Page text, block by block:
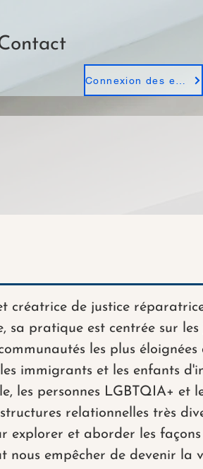
créatrice de justice
sa pratique est centrée sur les
les plus éloignées
immigrants et les enfants
les personnes LGBTQIA+ et
relationnelles très
explorer et aborder les
nous empêcher de devenir la